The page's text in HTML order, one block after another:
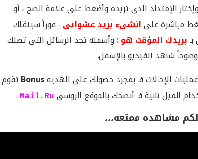
الإمتداد الذى تريده وأضغط على علامة الصح ، أو
مباشرة علىإنشىء بريد عشوائى ، فوراً سينقلك
بريدك المؤقت هو : وأسفله تجد الرسائل التى تصلك
شاهد الفيديو بالإسفل.
الإحالات فـ بمجرد حصولك على الهديهBonus تقوم
الميل ثانية فـ أنصحك بالموقع الروسى Mail.Ru
.
مشاهده ممتعه،،،